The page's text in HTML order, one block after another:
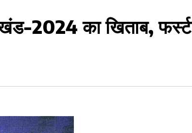
2024 का खिताब, फर्स्ट